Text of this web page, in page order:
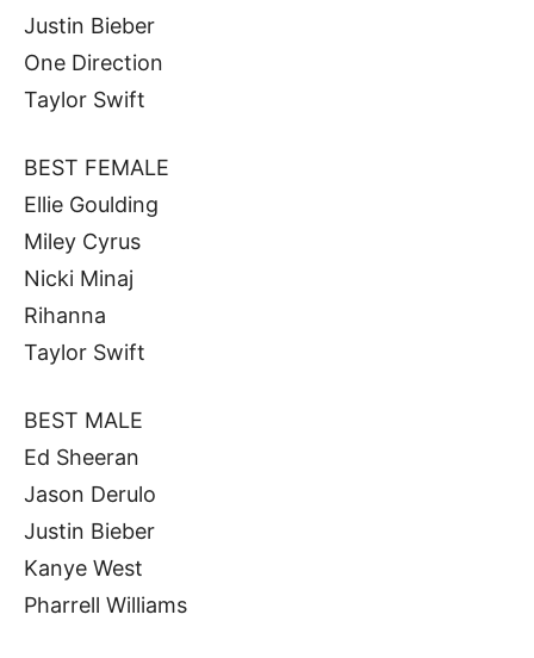
Justin Bieber
One Direction
Taylor Swift
BEST FEMALE
Ellie Goulding
Miley Cyrus
Nicki Minaj
Rihanna
Taylor Swift
BEST MALE
Ed Sheeran
Jason Derulo
Justin Bieber
Kanye West
Pharrell Williams